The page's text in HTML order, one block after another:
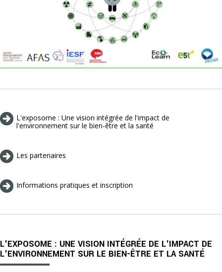
L'exposome : Une vision intégrée de l'impact de
l'environnement sur le bien-être et la santé
Les partenaires
Informations pratiques et inscription
L'EXPOSOME : UNE VISION INTÉGRÉE DE L'IMPACT DE
L'ENVIRONNEMENT SUR LE BIEN-ÊTRE ET LA SANTÉ